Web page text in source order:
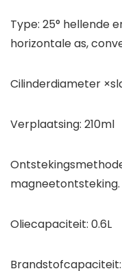
Type: 25° hellende
horizontale as,
Cilinderdiameter
Verplaatsing: 210ml
magneetontsteking.
Oliecapaciteit: 0.6L
Brandstofcapaciteit: